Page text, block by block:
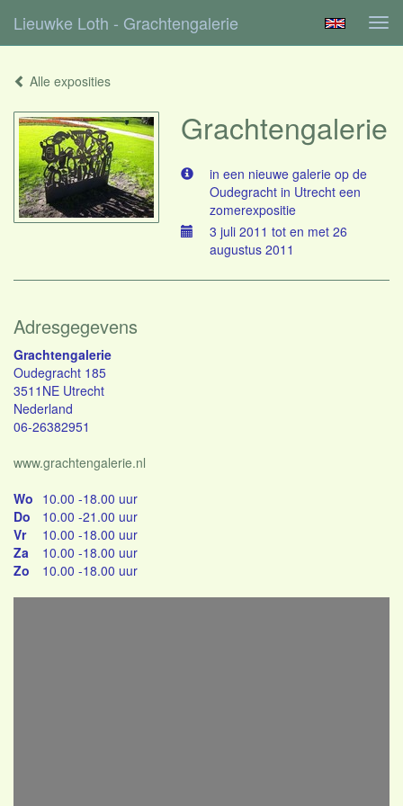
Lieuwke Loth - Grachtengalerie
Alle exposities
Grachtengalerie
in een nieuwe galerie op de
Oudegracht in Utrecht een
zomerexpositie
3 juli 2011 tot en met 26
augustus 2011
Adresgegevens
Grachtengalerie
Oudegracht 185
3511NE Utrecht
Nederland
06-26382951
www.grachtengalerie.nl
Wo 10.00 -18.00 uur
Do
10.00 -21.00 uur
Vr
10.00 -18.00 uur
Za
10.00 -18.00 uur
Zo
10.00 -18.00 uur